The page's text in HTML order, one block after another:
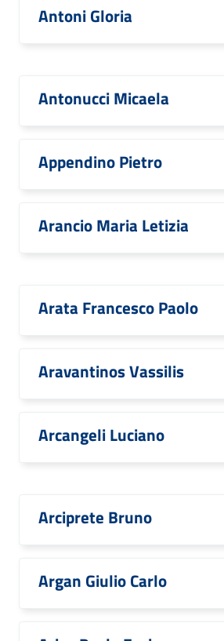
Antoni Gloria
Antonucci Micaela
Appendino Pietro
Arancio Maria Letizia
Arata Francesco Paolo
Aravantinos Vassilis
Arcangeli Luciano
Arciprete Bruno
Argan Giulio Carlo